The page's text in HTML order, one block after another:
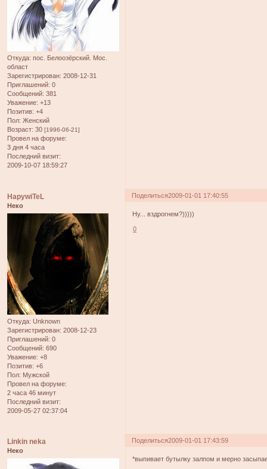
Откуда: пос. Белоозёрский. Мос.
област
Зарегистрирован: 2008-12-31
Приглашений: 0
Сообщений: 381
Уважение: +13
Позитив: +4
Пол: Женский
Возраст: 30 [1996-06-21]
Провел на форуме:
3 дня 4 часа
Последний визит:
2009-10-07 18:59:27
Поделиться2009-01-01 17:40:55
HapywiTeL
Неко
Откуда: Unknown
Зарегистрирован: 2008-12-23
Приглашений: 0
Сообщений: 690
Уважение: +8
Позитив: +6
Пол: Мужской
Провел на форуме:
2 часа 46 минут
Последний визит:
2009-05-27 02:37:04
Ну... вздрогнем?)))))
0
Поделиться2009-01-01 17:43:59
Linkin neka
Неко
*выпивает бутылку залпом и мерно